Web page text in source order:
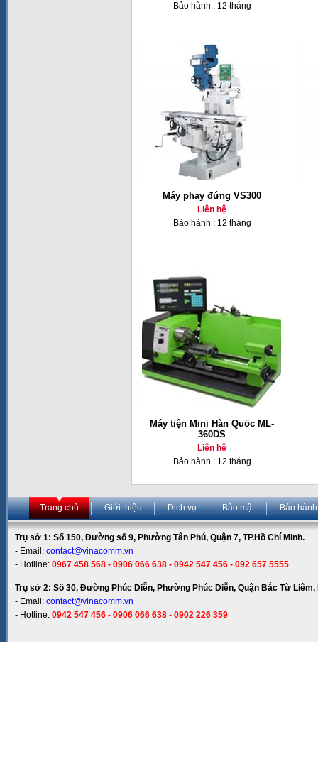
Bảo hành : 12 tháng
Máy phay đứng VS300
Liên hệ
Bảo hành : 12 tháng
Máy tiện Mini Hàn Quốc ML-
360DS
Liên hệ
Bảo hành : 12 tháng
Trang chủ Giới thiệu Dịch vụ Bảo mật Bảo hành
Trụ sở 1: Số 150, Đường số 9, Phường Tân Phú, Quận 7, TP.Hồ Chí Minh.
- Email: contact@vinacomm.vn
- Hotline: 0967 458 568 - 0906 066 638 - 0942 547 456 - 092 657 5555
Trụ sở 2: Số 30, Đường Phúc Diễn, Phường Phúc Diễn, Quận Bắc Từ Liêm,
- Email: contact@vinacomm.vn
- Hotline: 0942 547 456 - 0906 066 638 - 0902 226 359